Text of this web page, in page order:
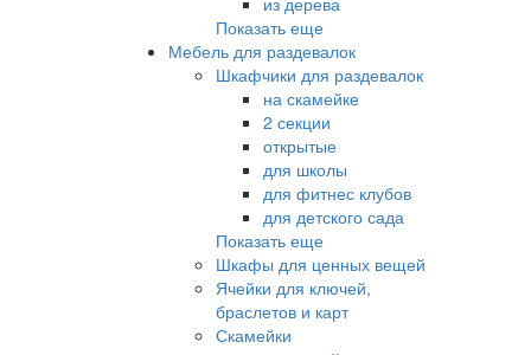
Показать еще
Мебель для раздевалок
Шкафчики для раздевалок
на скамейке
2 секции
открытые
для школы
для фитнес клубов
для детского сада
Показать еще
Шкафы для ценных вещей
Ячейки для ключей,
браслетов и карт
Скамейки